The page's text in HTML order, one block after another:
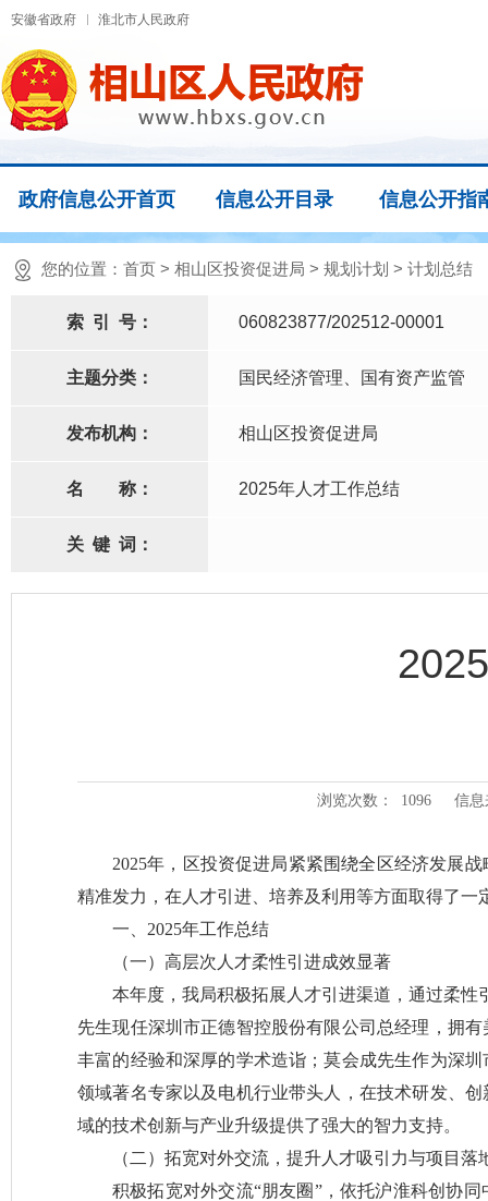
安徽省政府 淮北市人民政府
政府信息公开首页 信息公开目录 信息公开指
您的位置： 首页 > 相山区投资促进局 > 规划计划 > 计划总结
索 引 号： 060823877/202512-00001
主题分类： 国民经济管理、国有资产监管
发布机构： 相山区投资促进局
名 称： 2025年人才工作总结
关 键 词：
浏览次数： 1096 信息
2025年，区投资促进局紧紧围绕全区经济发展
精准发力，在人才引进、培养及利用等方面取得了
一、2025年工作总结
（一）高层次人才柔性引进成效显著
本年度，我局积极拓展人才引进渠道，通过柔
先生现任深圳市正德智控股份有限公司总经理，拥
丰富的经验和深厚的学术造诣；莫会成先生作为深
领域著名专家以及电机行业带头人，在技术研发、
域的技术创新与产业升级提供了强大的智力支持。
（二）拓宽对外交流，提升人才吸引力与项目落
积极拓宽对外交流“朋友圈”，依托沪淮科创协